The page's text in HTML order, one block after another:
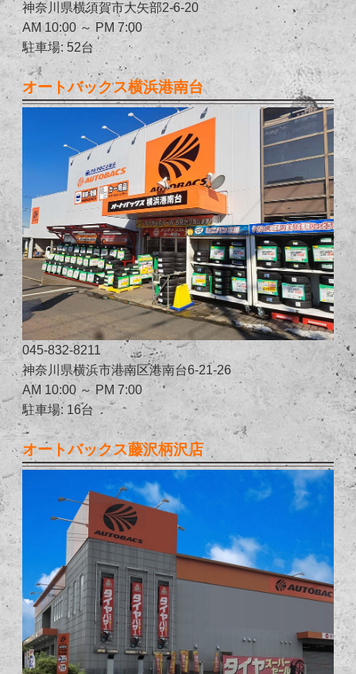
神奈川県横須賀市大矢部2-6-20
AM 10:00 ～ PM 7:00
駐車場: 52台
オートバックス横浜港南台
045-832-8211
神奈川県横浜市港南区港南台6-21-26
AM 10:00 ～ PM 7:00
駐車場: 16台
オートバックス藤沢柄沢店